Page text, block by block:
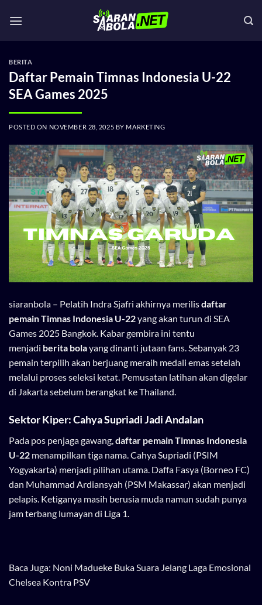
BERITA
Daftar Pemain Timnas Indonesia U-22
SEA Games 2025
POSTED ON NOVEMBER 28, 2025 BY MARKETING
siaranbola – Pelatih Indra Sjafri akhirnya merilisdaftar
pemain Timnas Indonesia U-22yang akan turun di SEA
Games 2025 Bangkok. Kabar gembira ini tentu
menjadi berita bolayang dinanti jutaan fans. Sebanyak 23
pemain terpilih akan berjuang meraih medali emas setelah
melalui proses seleksi ketat. Pemusatan latihan akan digelar
di Jakarta sebelum berangkat ke Thailand.
Sektor Kiper: Cahya Supriadi Jadi Andalan
Pada pos penjaga gawang,daftar pemain Timnas Indonesia
U-22 menampilkan tiga nama. Cahya Supriadi (PSIM
Yogyakarta) menjadi pilihan utama. Daffa Fasya (Borneo FC)
dan Muhammad Ardiansyah (PSM Makassar) akan menjadi
pelapis. Ketiganya masih berusia muda namun sudah punya
jam terbang lumayan di Liga 1.
Baca Juga: Noni Madueke Buka Suara Jelang Laga Emosional
Chelsea Kontra PSV